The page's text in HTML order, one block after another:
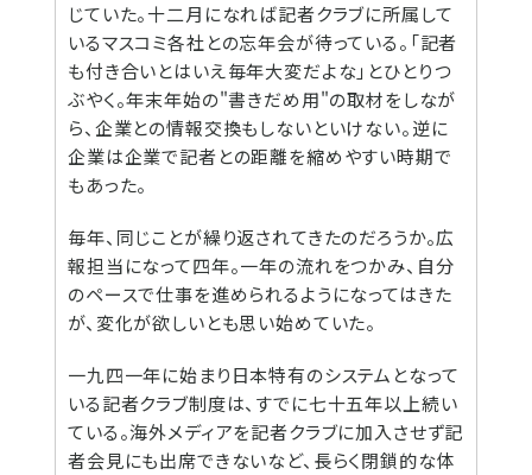
じていた。十二月になれば記者クラブに所属して
いるマスコミ各社との忘年会が待っている。「記者
も付き合いとはいえ毎年大変だよな」とひとりつ
ぶやく。年末年始の"書きだめ用"の取材をしなが
ら、企業との情報交換もしないといけない。逆に
企業は企業で記者との距離を縮めやすい時期で
もあった。
毎年、同じことが繰り返されてきたのだろうか。広
報担当になって四年。一年の流れをつかみ、自分
のペースで仕事を進められるようになってはきた
が、変化が欲しいとも思い始めていた。
一九四一年に始まり日本特有のシステムとなって
いる記者クラブ制度は、すでに七十五年以上続い
ている。海外メディアを記者クラブに加入させず記
者会見にも出席できないなど、長らく閉鎖的な体